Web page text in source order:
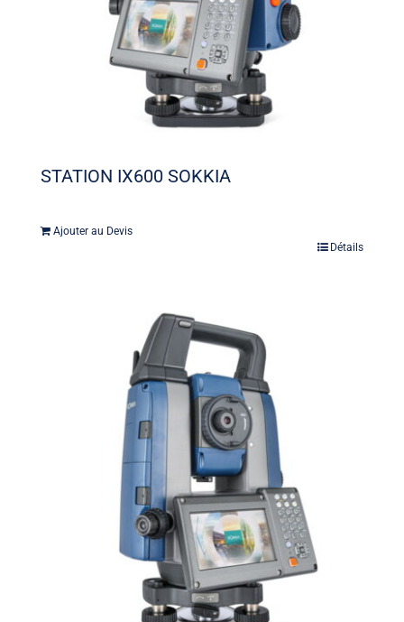
STATION IX600 SOKKIA
Ajouter au Devis
Détails